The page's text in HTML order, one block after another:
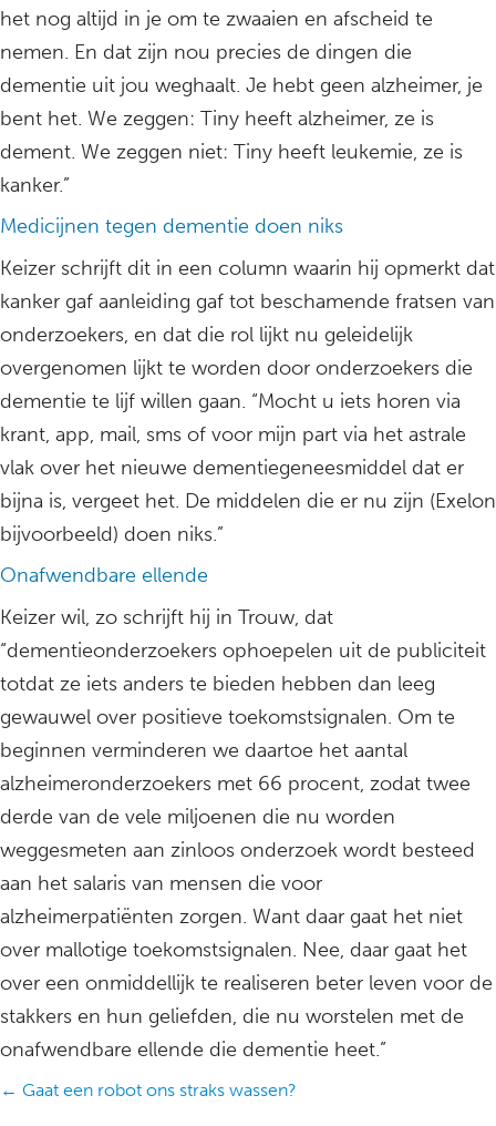
het nog altijd in je om te zwaaien en afscheid te
nemen. En dat zijn nou precies de dingen die
dementie uit jou weghaalt. Je hebt geen alzheimer, je
bent het. We zeggen: Tiny heeft alzheimer, ze is
dement. We zeggen niet: Tiny heeft leukemie, ze is
kanker.”
Medicijnen tegen dementie doen niks
Keizer schrijft dit in een column waarin hij opmerkt dat
kanker gaf aanleiding gaf tot beschamende fratsen van
onderzoekers, en dat die rol lijkt nu geleidelijk
overgenomen lijkt te worden door onderzoekers die
dementie te lijf willen gaan. “Mocht u iets horen via
krant, app, mail, sms of voor mijn part via het astrale
vlak over het nieuwe dementiegeneesmiddel dat er
bijna is, vergeet het. De middelen die er nu zijn (Exelon
bijvoorbeeld) doen niks.”
Onafwendbare ellende
Keizer wil, zo schrijft hij in Trouw, dat
“dementieonderzoekers ophoepelen uit de publiciteit
totdat ze iets anders te bieden hebben dan leeg
gewauwel over positieve toekomstsignalen. Om te
beginnen verminderen we daartoe het aantal
alzheimeronderzoekers met 66 procent, zodat twee
derde van de vele miljoenen die nu worden
weggesmeten aan zinloos onderzoek wordt besteed
aan het salaris van mensen die voor
alzheimerpatiënten zorgen. Want daar gaat het niet
over mallotige toekomstsignalen. Nee, daar gaat het
over een onmiddellijk te realiseren beter leven voor de
stakkers en hun geliefden, die nu worstelen met de
onafwendbare ellende die dementie heet.”
Posts
← Gaat een robot ons straks wassen?